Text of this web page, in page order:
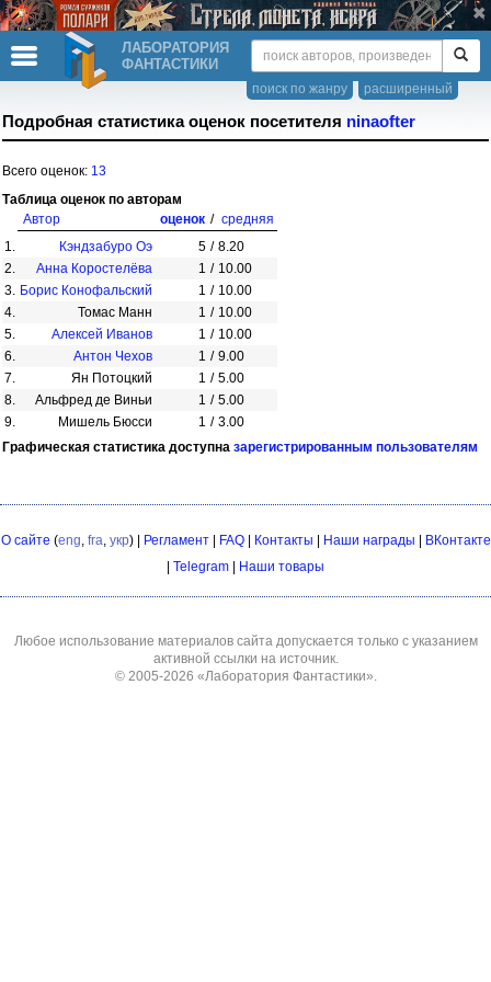
ЛАБОРАТОРИЯ
ФАНТАСТИКИ
расширенный
поиск по жанру
Подробная статистика оценок посетителя ninaofter
Всего оценок: 13
Таблица оценок по авторам
Автор
оценок / средняя
1.
Кэндзабуро Оэ 5 / 8.20
2.
Анна Коростелёва 1 / 10.00
3. Борис Конофальский 1 / 10.00
4.
Томас Манн 1 / 10.00
5.
Алексей Иванов 1 / 10.00
6.
Антон Чехов 1 / 9.00
7.
Ян Потоцкий 1 / 5.00
8.
Альфред де Виньи 1 / 5.00
9.
Мишель Бюсси 1 / 3.00
Графическая статистика доступна зарегистрированным пользователям
О сайте (eng, fra, укр) | Регламент| FAQ| Контакты Наши награды
ВКонтакте
Telegram Наши товары
Любое использование материалов сайта допускается только с указанием
активной ссылки на источник.
© 2005-2026 «Лаборатория Фантастики».